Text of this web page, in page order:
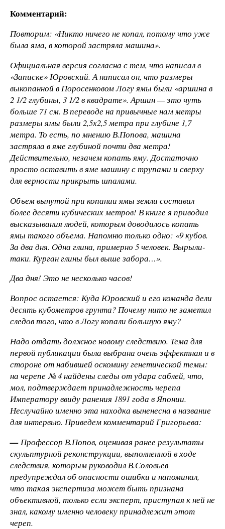
Комментарий:
Повторим: «Никто ничего не копал, потому что уже
была яма, в которой застряла машина».
Официальная версия согласна с тем, что написал в
«Записке» Юровский. А написал он, что размеры
выкопанной в Поросенковом Логу ямы были «аршина в
2 1/2 глубины, 3 1/2 в квадрате». Аршин — это чуть
больше 71 см. В переводе на привычные нам метры
размеры ямы были 2,5х2,5 метра при глубине 1,7
метра. То есть, по мнению В.Попова, машина
застряла в яме глубиной почти два метра!
Действительно, незачем копать яму. Достаточно
просто оставить в яме машину с трупами и сверху
для верности прикрыть шпалами.
Объем вынутой при копании ямы земли составил
более десяти кубических метров! В книге я приводил
высказывания людей, которым доводилось копать
ямы такого объема. Напомню только одно: «9 кубов.
За два дня. Одна глина, примерно 5 человек. Вырыли-
таки. Курган глины был выше забора…».
Два дня! Это не несколько часов!
Вопрос остается: Куда Юровский и его команда дели
десять кубометров грунта? Почему нито не заметил
следов того, что в Логу копали большую яму?
Надо отдать должное новому следствию. Тема для
первой публикации была выбрана очень эффектная и в
стороне от набившей оскомину генетической темы:
на черепе № 4 найдены следы от удара саблей, что,
мол, подтверждает принадлежность черепа
Императору ввиду ранения 1891 года в Японии.
Неслучайно именно эта находка выненесна в название
для интервью. Приведем комментарий Григорьева:
—Профессор В.Попов, оценивая ранее результаты
скульптурной реконструкции, выполненной в ходе
следствия, которым руководил В.Соловьев
предупреждал об опасности ошибки и напоминал,
что такая экспертиза может быть признана
объективной, только если эксперт, приступая к ней не
знал, какому именно человеку принадлежит этот
череп.